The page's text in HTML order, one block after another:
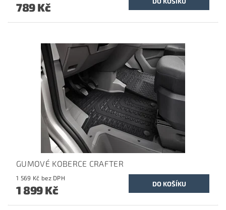
789 Kč
GUMOVÉ KOBERCE CRAFTER
1 569 Kč bez DPH
1 899 Kč